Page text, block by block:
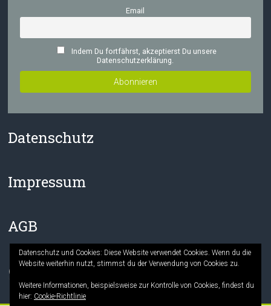
Email
Indem Du fortfährst, akzeptierst Du unsere
Datenschutzerklärung.
Datenschutz
Impressum
AGB
Facebook
Instagram
Datenschutz und Cookies: Diese Website verwendet Cookies. Wenn du die
Website weiterhin nutzt, stimmst du der Verwendung von Cookies zu.
Weitere Informationen, beispielsweise zur Kontrolle von Cookies, findest du
hier: Cookie-Richtlinie